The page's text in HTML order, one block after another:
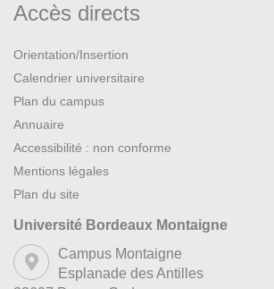
Accès directs
Orientation/Insertion
Calendrier universitaire
Plan du campus
Annuaire
Accessibilité : non conforme
Mentions légales
Plan du site
Université Bordeaux Montaigne
Campus Montaigne
Esplanade des Antilles